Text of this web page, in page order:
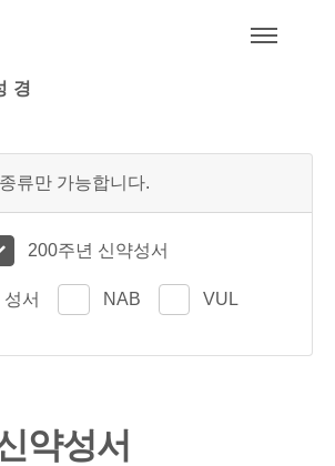
경
류만 가능합니다.
200주년 신약성서
서 NAB VUL
약성서